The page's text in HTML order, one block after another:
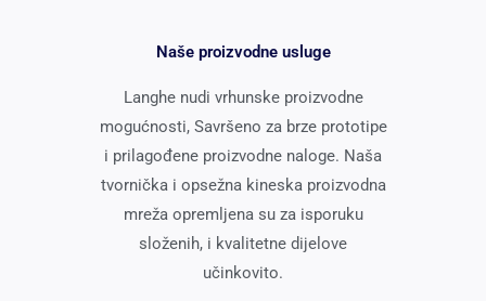
Naše proizvodne usluge
Langhe nudi vrhunske proizvodne
mogućnosti, Savršeno za brze prototipe
i prilagođene proizvodne naloge. Naša
tvornička i opsežna kineska proizvodna
mreža opremljena su za isporuku
složenih, i kvalitetne dijelove
učinkovito.